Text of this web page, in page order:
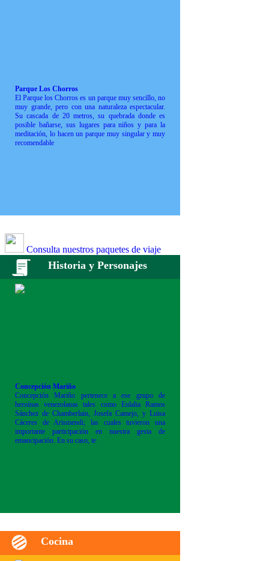
Parque Los Chorros
El Parque los Chorros es un parque muy sencillo, no
muy grande, pero con una naturaleza espectacular.
Su cascada de 20 metros, su quebrada donde es
posible bañarse, sus lugares para niños y para la
meditación, lo hacen un parque muy singular y muy
recomendable
Consulta nuestros paquetes de viaje
Historia y Personajes
Concepción Mariño
Concepción Mariño pertenece a ese grupo de
heroínas venezolanas tales como Eulalia Ramos
Sánchez de Chamberlain, Josefa Camejo, y Luisa
Cáceres de Arismendi; las cuales tuvieron una
importante participación en nuestra gesta de
emancipación. En su caso, te
Cocina